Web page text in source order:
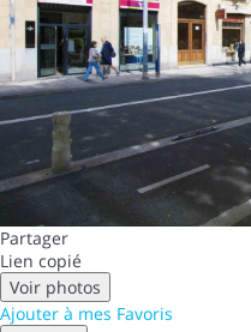
Partager
Lien copié
Voir photos
Ajouter à mes Favoris